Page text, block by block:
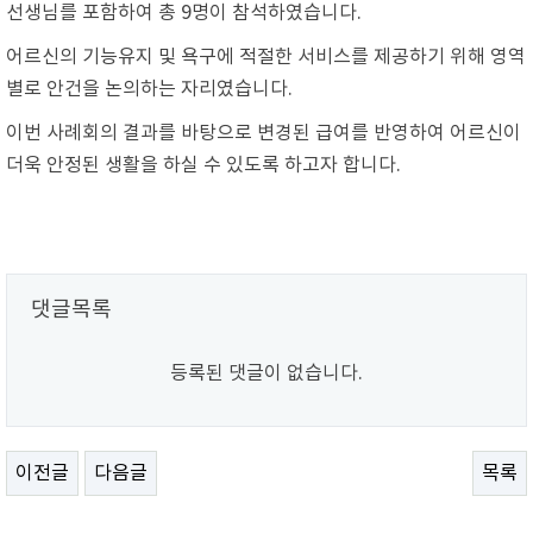
선생님를 포함하여 총 9명이 참석하였습니다.
어르신의 기능유지 및 욕구에 적절한 서비스를 제공하기 위해 영역
별로 안건을 논의하는 자리였습니다.
이번 사례회의 결과를 바탕으로 변경된 급여를 반영하여 어르신이
더욱 안정된 생활을 하실 수 있도록 하고자 합니다.
댓글목록
등록된 댓글이 없습니다.
이전글 다음글 목록